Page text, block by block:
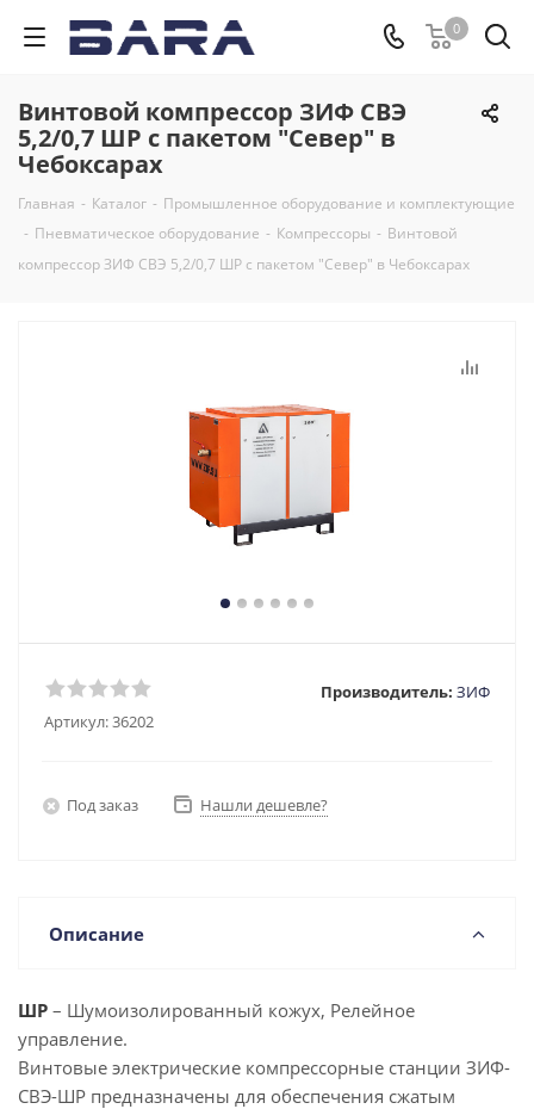
0
Винтовой компрессор ЗИФ СВЭ
5,2/0,7 ШР с пакетом "Север" в
Чебоксарах
Главная - Каталог - Промышленное оборудование и комплектующие
- Пневматическое оборудование - Компрессоры - Винтовой
компрессор ЗИФ СВЭ 5,2/0,7 ШР с пакетом "Север" в Чебоксарах
Артикул:36202
Производитель: ЗИФ
Под заказ Нашли дешевле?
Описание
ШР – Шумоизолированный кожух, Релейное
управление.
Винтовые электрические компрессорные станции ЗИФ-
СВЭ-ШР предназначены для обеспечения сжатым